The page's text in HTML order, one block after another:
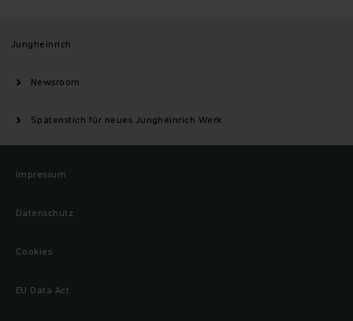
Jungheinrich
Newsroom
Spatenstich für neues Jungheinrich Werk
Impressum
Datenschutz
Cookies
EU Data Act